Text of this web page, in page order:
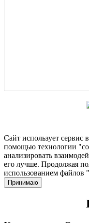
Сайт использует сервис
помощью технологии
анализировать
его лучше. Продолжая
использованием файлов
Принимаю